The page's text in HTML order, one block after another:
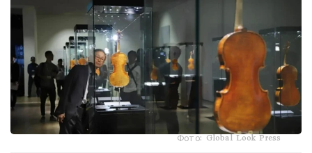
Фото: Global Look Press